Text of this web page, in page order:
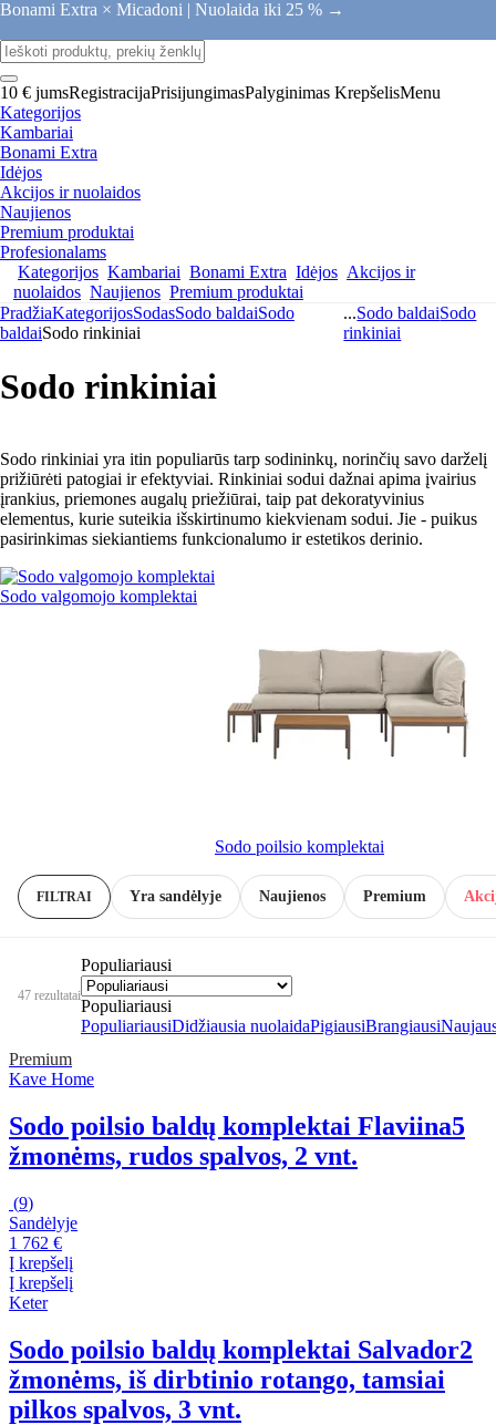
Bonami Extra × Micadoni | Nuolaida iki 25 % →
10 € jumsRegistracijaPrisijungimasPalyginimas KrepšelisMenu
Kategorijos
Kambariai
Bonami Extra
Idėjos
Akcijos ir nuolaidos
Naujienos
Premium produktai
Profesionalams
Kategorijos Kambariai Bonami Extra Idėjos Akcijos ir
nuolaidos Naujienos Premium produktai
PradžiaKategorijosSodasSodo baldaiSodo
baldaiSodo rinkiniai
...Sodo baldaiSodo
rinkiniai
Sodo rinkiniai
Sodo rinkiniai yra itin populiarūs tarp sodininkų, norinčių savo darželį
prižiūrėti patogiai ir efektyviai. Rinkiniai sodui dažnai apima įvairius
įrankius, priemones augalų priežiūrai, taip pat dekoratyvinius
elementus, kurie suteikia išskirtinumo kiekvienam sodui. Jie - puikus
pasirinkimas siekiantiems funkcionalumo ir estetikos derinio.
Sodo valgomojo komplektai
Sodo poilsio komplektai
FILTRAI Yra sandėlyje Premium
Naujienos
47 rezultatai
Populiariausi
Populiariausi
PopuliariausiDidžiausia nuolaidaPigiausiBrangiausi
Premium
Kave Home
Sodo poilsio baldų komplektai Flaviina5
žmonėms, rudos spalvos, 2 vnt.
(9)
Sandėlyje
1 762 €
Į krepšelį
Į krepšelį
Keter
Sodo poilsio baldų komplektai Salvador2
žmonėms, iš dirbtinio rotango, tamsiai
pilkos spalvos, 3 vnt.